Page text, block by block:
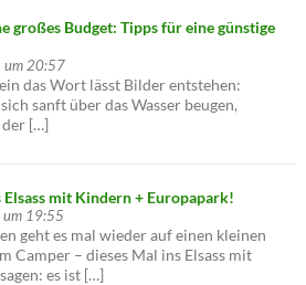
großes Budget: Tipps für eine günstige
um 20:57
das Wort lässt Bilder entstehen:
sanft über das Wasser beugen,
der […]
Elsass mit Kindern + Europapark!
19:55
geht es mal wieder auf einen kleinen
Camper – dieses Mal ins Elsass mit
es ist […]